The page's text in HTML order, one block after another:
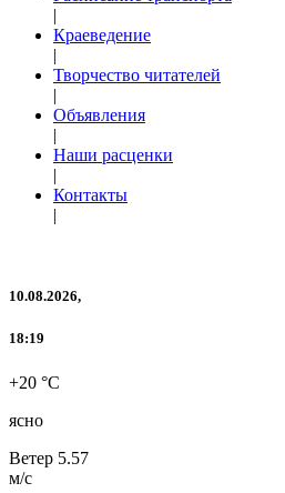
|
Краеведение
|
Творчество читателей
|
Объявления
|
Наши расценки
|
Контакты
|
10.08.2026,
18:19
+20 °C
ясно
Ветер 5.57
м/с